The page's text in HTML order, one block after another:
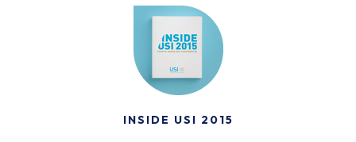
INSIDE USI 2015